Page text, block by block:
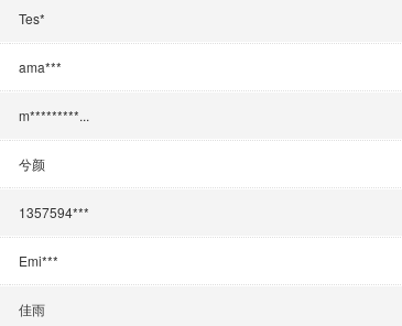
Tes*
ama***
m*********...
兮颜
1357594***
Emi***
佳雨